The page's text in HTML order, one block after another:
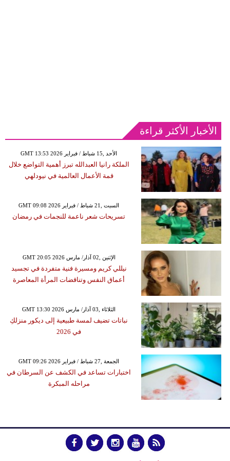
الأخبار الأكثر قراءة
GMT 13:53 2026 الأحد ,15 شباط / فبراير
الملكة رانيا العبدالله تبرز أهمية التواضع خلال
قمة الأعمال العالمية في نيودلهي
GMT 09:08 2026 السبت ,21 شباط / فبراير
تسريحات شعر ناعمة للنجمات في رمضان
GMT 20:05 2026 الإثنين ,02 آذار/ مارس
نيللي كريم ومسيرة فنية متفردة في تجسيد
أعماق النفس وتناقضات المرأة المعاصرة
GMT 13:30 2026 الثلاثاء ,03 آذار/ مارس
نباتات تضيف لمسة طبيعية إلى ديكور منزلكِ
في 2026
GMT 09:26 2026 الجمعة ,27 شباط / فبراير
اختبارات تساعد في الكشف عن السرطان في
مراحله المبكرة